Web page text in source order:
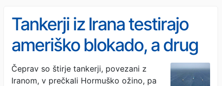
Tankerji iz Irana testirajo
ameriško blokado, a drug
za drugim obračajo
Čeprav so štirje tankerji, povezani z
Iranom, v prečkali Hormuško ožino, pa